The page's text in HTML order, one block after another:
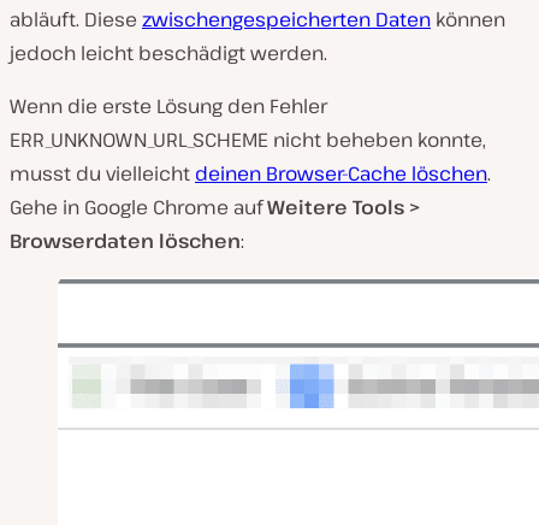
abläuft. Diese zwischengespeicherten Daten können
jedoch leicht beschädigt werden.
Wenn die erste Lösung den Fehler
ERR_UNKNOWN_URL_SCHEME nicht beheben konnte,
musst du vielleicht deinen Browser-Cache löschen.
Gehe in Google Chrome aufWeitere Tools >
Browserdaten löschen: